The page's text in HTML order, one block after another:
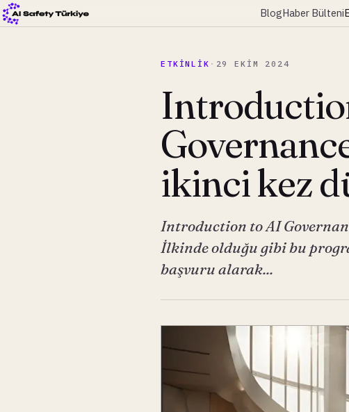
BlogHaber Bülteni
ETKINLIK · 29 EKIM 2024
ikinci kez
Introduction to AI
İlkinde olduğu gibi bu
başvuru alarak...